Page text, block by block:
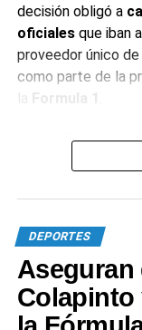
decisión obligó a
oficialesque iban
proveedor único
como parte de la
la Formula 1
Desde Pirelli
encuentra fuera
aéreo en partes
desarrollo para
para hoy y
canceladas por
evolución de la
compañía.
DEPORTES
Aseguran
Colapinto